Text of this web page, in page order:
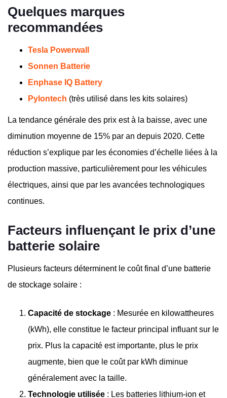
Quelques marques
recommandées
Tesla Powerwall
Sonnen Batterie
Enphase IQ Battery
Pylontech (très utilisé dans les kits solaires)
La tendance générale des prix est à la baisse, avec une
diminution moyenne de 15% par an depuis 2020. Cette
réduction s’explique par les économies d’échelle liées à la
production massive, particulièrement pour les véhicules
électriques, ainsi que par les avancées technologiques
continues.
Facteurs influençant le prix d’une
batterie solaire
Plusieurs facteurs déterminent le coût final d’une batterie
de stockage solaire :
Capacité de stockage : Mesurée en kilowattheures
(kWh), elle constitue le facteur principal influant sur le
prix. Plus la capacité est importante, plus le prix
augmente, bien que le coût par kWh diminue
généralement avec la taille.
Technologie utilisée : Les batteries lithium-ion et